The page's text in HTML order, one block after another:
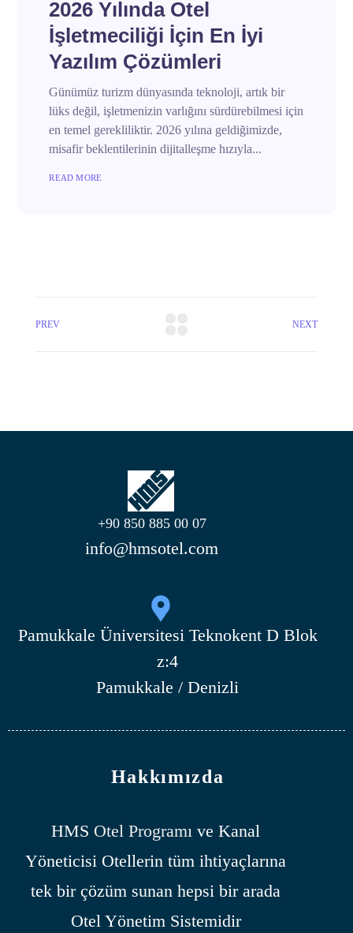
2026 Yılında Otel
İşletmeciliği İçin En İyi
Yazılım Çözümleri
Günümüz turizm dünyasında teknoloji, artık bir
lüks değil, işletmenizin varlığını sürdürebilmesi için
en temel gerekliliktir. 2026 yılına geldiğimizde,
misafir beklentilerinin dijitalleşme hızıyla...
READ MORE
PREV NEXT
+90 850 885 00 07
info@hmsotel.com
Pamukkale Üniversitesi Teknokent D Blok
z:4
Pamukkale / Denizli
Hakkımızda
HMS Otel Programı ve Kanal
Yöneticisi Otellerin tüm ihtiyaçlarına
tek bir çözüm sunan hepsi bir arada
Otel Yönetim Sistemidir